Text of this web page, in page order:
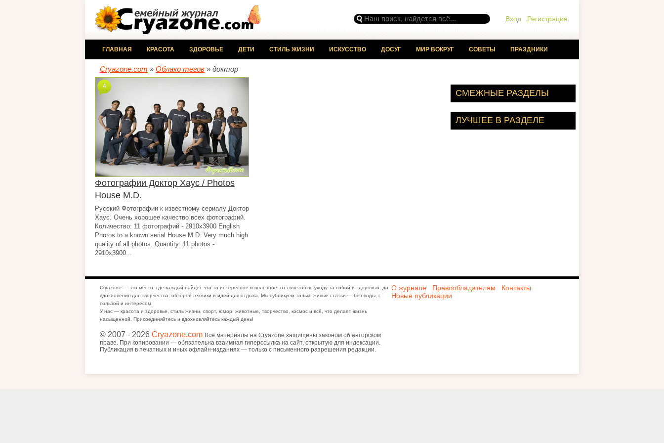
Вход Регистрация
ГЛАВНАЯ КРАСОТА ЗДОРОВЬЕ ДЕТИ СТИЛЬ ЖИЗНИ ИСКУССТВО ДОСУГ МИР ВОКРУГ СОВЕТЫ ПРАЗДНИКИ
Cryazone.com » Облако тегов » доктор
Фотографии Доктор Хаус / Photos
House M.D.
Русский Фотографии к известному сериалу Доктор
Хаус. Очень хорошее качество всех фотографий.
Количество: 11 фотографий - 2910х3900 English
Photos to a known serial House M.D. Very much high
quality of all photos. Quantity: 11 photos -
2910х3900...
4
СМЕЖНЫЕ РАЗДЕЛЫ
ЛУЧШЕЕ В РАЗДЕЛЕ
Cryazone — это место, где каждый найдёт что-то интересное и полезное: от советов по уходу за собой и здоровью, до
вдохновения для творчества, обзоров техники и идей для отдыха. Мы публикуем только живые статьи — без воды, с
пользой и интересом.
У нас — красота и здоровье, стиль жизни, спорт, юмор, животные, творчество, космос и всё, что делает жизнь
насыщенной. Присоединяйтесь и вдохновляйтесь каждый день!
© 2007 - 2026 Cryazone.com Все материалы на Cryazone защищены законом об авторском
праве. При копировании — обязательна взаимная гиперссылка на сайт, открытую для индексации.
Публикация в печатных и иных офлайн-изданиях — только с письменного разрешения редакции.
О журнале Правообладателям
Контакты
Новые публикации